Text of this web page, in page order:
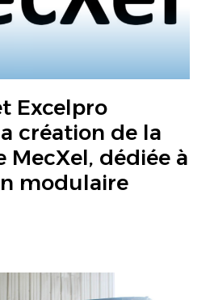
Excelpro
création de la
MecXel, dédiée à
modulaire